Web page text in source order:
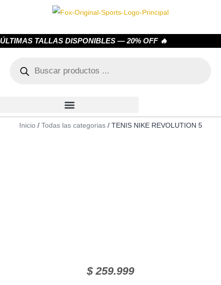
ÚLTIMAS TALLAS DISPONIBLES — 20% OFF 🔥
Inicio/ Todas las categorias/ TENIS NIKE REVOLUTION 5
$259.999